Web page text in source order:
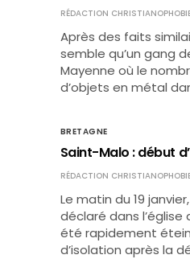
RÉDACTION
Après des faits
semble qu’un gang
Mayenne où le
d’objets en métal
BRETAGNE
Saint-Malo : début
RÉDACTION
Le matin du 19
déclaré dans
été rapidement
d’isolation après la